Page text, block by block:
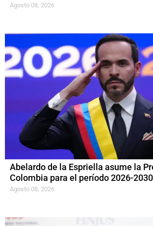
Agosto 08, 2026
Abelardo de la Espriella asume la
Colombia para el período 2026-2030
Agosto 08, 2026